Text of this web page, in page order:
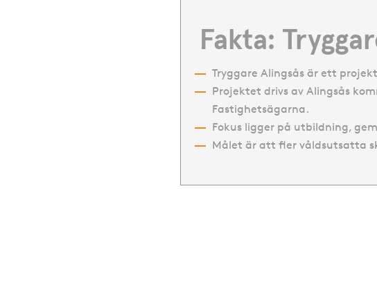
Fakta:
Tryggare Alingsås är ett
Projektet drivs av Alingsås
Fastighetsägarna.
Fokus ligger på utbildning,
Målet är att fler våldsutsatta